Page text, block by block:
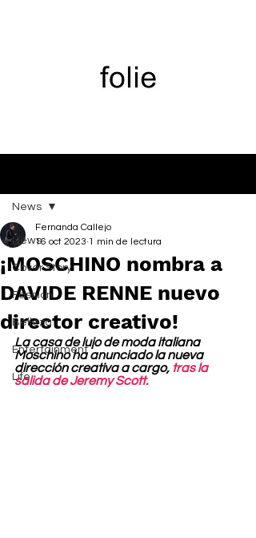
News
Cover Story
Fashion
Belleza
Entertainment
Life
News
¡MOSCHINO nombra a
DAVIDE RENNE nuevo
director creativo!
Fernanda Callejo
16 oct 2023 1 min de lectura
La casa de lujo de moda italiana
Moschino ha anunciado la nueva
dirección creativa a cargo, tras la
salida de Jeremy Scott.